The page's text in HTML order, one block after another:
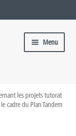
Menu
les projets tutorat
cadre du Plan Tandem